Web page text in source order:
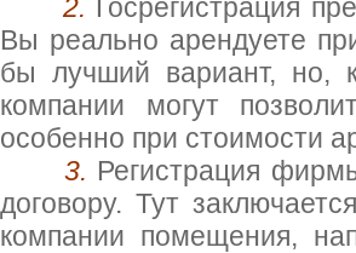
2. Госрегистрация
Вы реально арендуете
бы лучший вариант, но,
компании могут
особенно при стоимости
3. Регистрация
договору. Тут
компании помещения,